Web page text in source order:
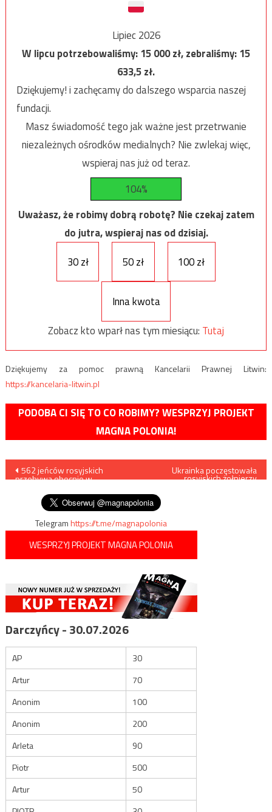
Lipiec 2026
W lipcu potrzebowaliśmy:15 000zł, zebraliśmy:15
633,5zł.
Dziękujemy! i zachęcamy do dalszego wsparcia naszej
fundacji.
Masz świadomość tego jak ważne jest przetrwanie
niezależnych ośrodków medialnych? Nie zwlekaj więc,
wspieraj nas już od teraz.
104%
Uważasz, że robimy dobrą robotę? Nie czekaj zatem
do jutra, wspieraj nas od dzisiaj.
30 zł
50 zł 100 zł
Inna kwota
Zobacz kto wparł nas tym miesiącu: Tutaj
Dziękujemy za pomoc prawną Kancelarii Prawnej Litwin:
https://kancelaria-litwin.pl
PODOBA CI SIĘ TO CO ROBIMY? WESPRZYJ PROJEKT
MAGNA POLONIA!
Nawigacja
wpisu
562 jeńców rosyjskich
przebywa obecnie w
Ukrainka poczęstowała
rosyjskich żołnierzy
Telegramhttps://t.me/magnapolonia
WESPRZYJ PROJEKT MAGNA POLONIA
Darczyńcy - 30.07.2026
AP
30
Artur
70
Anonim
100
Anonim
200
Arleta
90
Piotr
500
Artur
50